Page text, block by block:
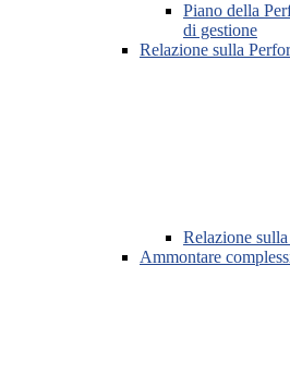
Piano della
di gestione
Relazione sulla
Relazione
Ammontare